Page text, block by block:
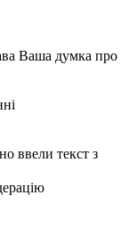
Ваша думка про
ввели текст з